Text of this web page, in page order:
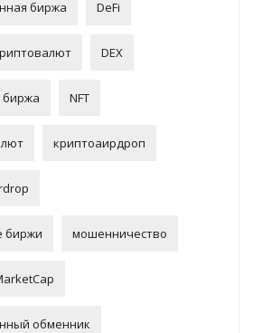
биржа DeFi
DEX
биржа NFT
криптоаирдроп
биржи мошенничество
обменник